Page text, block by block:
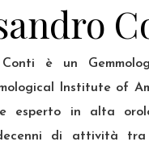
Conti è un
Institute of
esperto in alta
di attività tra